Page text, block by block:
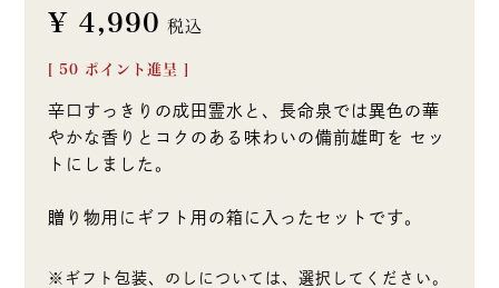
¥ 4,990 税込
50 ポイント進呈 ]
辛口すっきりの成田霊水と、長命泉では異色の華
やかな香りとコクのある味わいの備前雄町を セッ
トにしました。
贈り物用にギフト用の箱に入ったセットです。
※ギフト包装、のしについては、選択してください。